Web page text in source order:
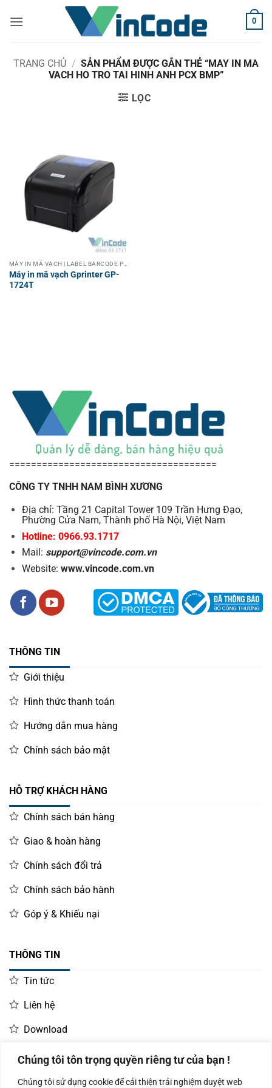
Chúng tôi tôn trọng quyền riêng tư của bạn !
Chúng tôi sử dụng cookie để cải thiện trải nghiệm duyệt web
qua
0
TRANG CHỦ / SẢN PHẨM ĐƯỢC GẮN THẺ “MAY IN MA
VACH HO TRO TAI HINH ANH PCX BMP”
LỌC
Máy in mã vạch Gprinter GP-
1724T
======================================
CÔNG TY TNHH NAM BÌNH XƯƠNG
Địa chỉ: Tầng 21 Capital Tower 109 Trần Hưng Đạo,
Phường Cửa Nam, Thành phố Hà Nội, Việt Nam
Hotline: 0966.93.1717
Mail: support@vincode.com.vn
Website: www.vincode.com.vn
THÔNG TIN
Giới thiệu
Hình thức thanh toán
Hướng dẫn mua hàng
Chính sách bảo mật
HỖ TRỢ KHÁCH HÀNG
Chính sách bán hàng
Giao & hoàn hàng
Chính sách đổi trả
Chính sách bảo hành
Góp ý & Khiếu nại
THÔNG TIN
Tin tức
Liên hệ
Download
LIÊN HỆ MUA HÀNG